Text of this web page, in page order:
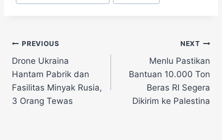
Navigasi
pos
PREVIOUS
Drone Ukraina
Hantam Pabrik dan
Fasilitas Minyak Rusia,
3 Orang Tewas
NEXT
Menlu Pastikan
Bantuan 10.000 Ton
Beras RI Segera
Dikirim ke Palestina